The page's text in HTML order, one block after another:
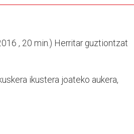
, 20 min.) Herritar guztiontzat
ikustera joateko aukera,